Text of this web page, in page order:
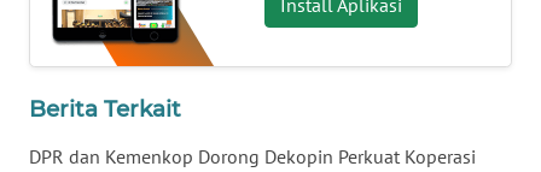
Install Aplikasi
Berita Terkait
DPR dan Kemenkop Dorong Dekopin Perkuat Koperasi
WN
WN
SUMBAR